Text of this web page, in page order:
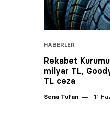
HABERLER
Rekabet
milyar TL,
TL ceza
Sena Tufan 11